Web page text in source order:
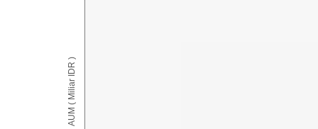
AUM ( Miliar IDR )